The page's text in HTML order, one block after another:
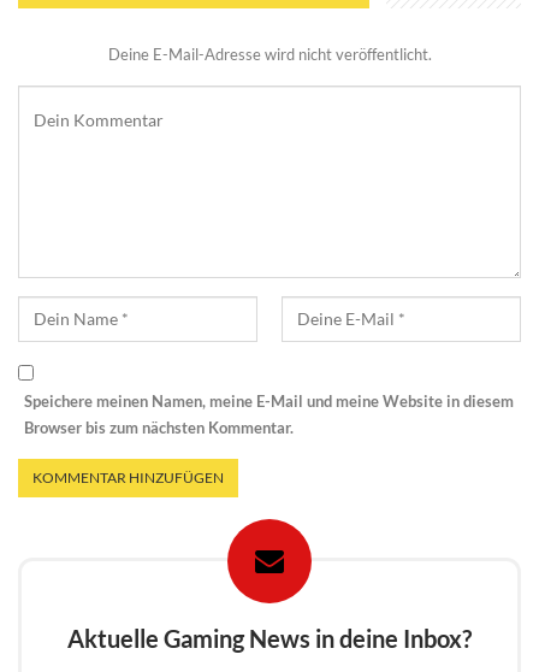
Deine E-Mail-Adresse wird nicht veröffentlicht.
Speichere meinen Namen, meine E-Mail und meine Website in diesem
Browser bis zum nächsten Kommentar.
Aktuelle Gaming News in deine Inbox?